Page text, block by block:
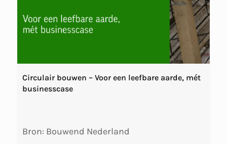
Circulair bouwen – Voor een leefbare aarde, mét
businesscase
Bron: Bouwend Nederland